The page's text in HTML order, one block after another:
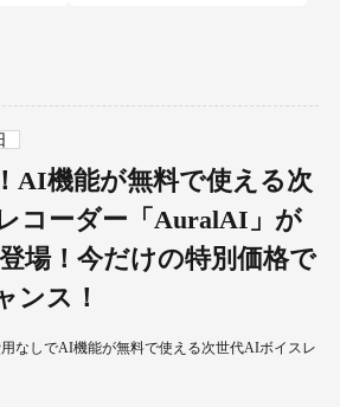
AI機能が無料で使える次
コーダー「AuralAI」が
場！今だけの特別価格で
ンス！
なしでAI機能が無料で使える次世代AIボイスレ